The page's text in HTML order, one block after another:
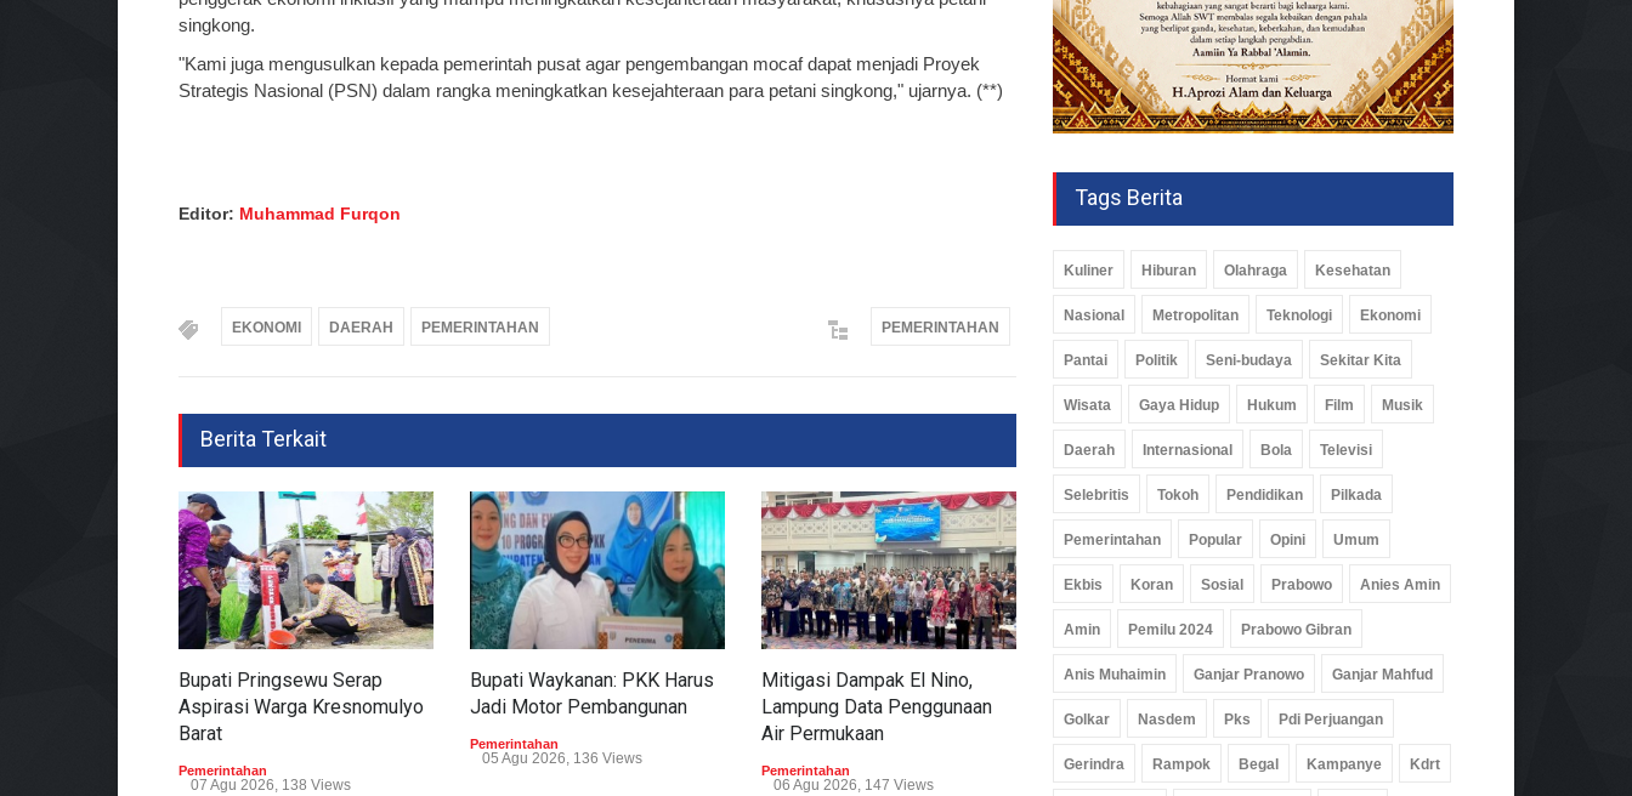
singkong.
"Kami juga mengusulkan kepada pemerintah pusat agar pengembangan mocaf dapat menjadi Proyek
Strategis Nasional (PSN) dalam rangka meningkatkan kesejahteraan para petani singkong," ujarnya. (**)
Editor: Muhammad Furqon
EKONOMI DAERAH PEMERINTAHAN PEMERINTAHAN
Berita Terkait
Bupati Pringsewu Serap
Aspirasi Warga Kresnomulyo
Barat
Pemerintahan
07 Agu 2026, 138 Views
Bupati Waykanan: PKK Harus
Jadi Motor Pembangunan
Pemerintahan
05 Agu 2026, 136 Views
Mitigasi Dampak El Nino,
Lampung Data Penggunaan
Air Permukaan
Pemerintahan
06 Agu 2026, 147 Views
Tumbuhkan Budaya Baca,
Pemerintahan
Tags Berita
Kuliner Hiburan Olahraga Kesehatan
Nasional Metropolitan Teknologi Ekonomi
Pantai Politik Seni-budaya Sekitar Kita
Wisata Gaya Hidup Hukum Film Musik
Daerah Internasional Bola Televisi
Selebritis Tokoh Pendidikan Pilkada
Pemerintahan Popular Opini Umum
Ekbis Koran Sosial Prabowo Anies Amin
Amin Pemilu 2024 Prabowo Gibran
Anis Muhaimin Ganjar Pranowo Ganjar Mahfud
Golkar Nasdem Pks Pdi Perjuangan
Gerindra Rampok Begal Kampanye Kdrt